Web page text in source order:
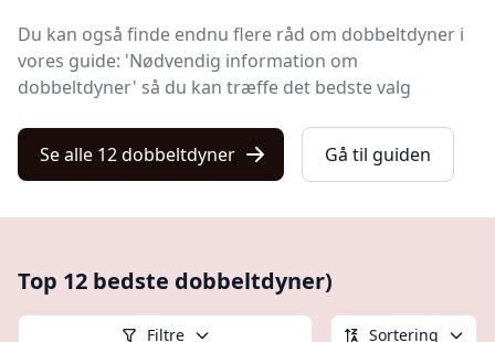
Du kan også finde endnu flere råd om dobbeltdyner i
vores guide: 'Nødvendig information om
dobbeltdyner' så du kan træffe det bedste valg
Se alle 12 dobbeltdyner Gå til guiden
Top 12 bedste dobbeltdyner)
Filtre Sortering